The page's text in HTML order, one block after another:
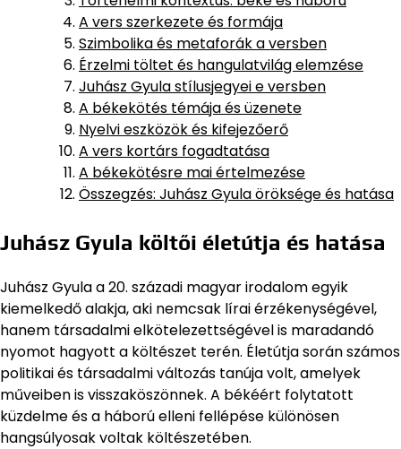
A vers szerkezete és formája
Szimbolika és metaforák a versben
Érzelmi töltet és hangulatvilág elemzése
Juhász Gyula stílusjegyei e versben
A békekötés témája és üzenete
Nyelvi eszközök és kifejezőerő
A vers kortárs fogadtatása
A békekötésre mai értelmezése
Összegzés: Juhász Gyula öröksége és hatása
Juhász Gyula költői életútja és hatása
Juhász Gyula a 20. századi magyar irodalom egyik
kiemelkedő alakja, aki nemcsak lírai érzékenységével,
hanem társadalmi elkötelezettségével is maradandó
nyomot hagyott a költészet terén. Életútja során számos
politikai és társadalmi változás tanúja volt, amelyek
műveiben is visszaköszönnek. A békéért folytatott
küzdelme és a háború elleni fellépése különösen
hangsúlyosak voltak költészetében.